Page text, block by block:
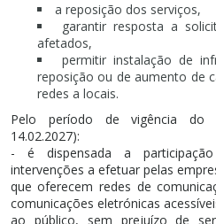
a reposição dos serviços,
garantir resposta a
afetados,
permitir instalação de
reposição ou de aumento de
redes a locais.
Pelo período de vigência do
14.02.2027):
- é dispensada a
intervenções a efetuar pelas
que oferecem redes de
comunicações eletrónicas
ao público, sem prejuízo de